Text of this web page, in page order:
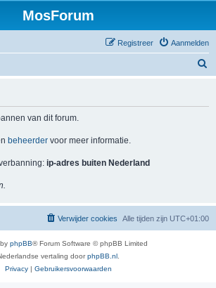
MosForum
Aanmelden
Registreer
van dit forum.
beheerder voor meer informatie.
ip-adres buiten Nederland
Alle tijden zijn UTC+01:00
Verwijder cookies
phpBB® Forum Software © phpBB Limited
vertaling doorphpBB.nl
Privacy | Gebruikersvoorwaarden